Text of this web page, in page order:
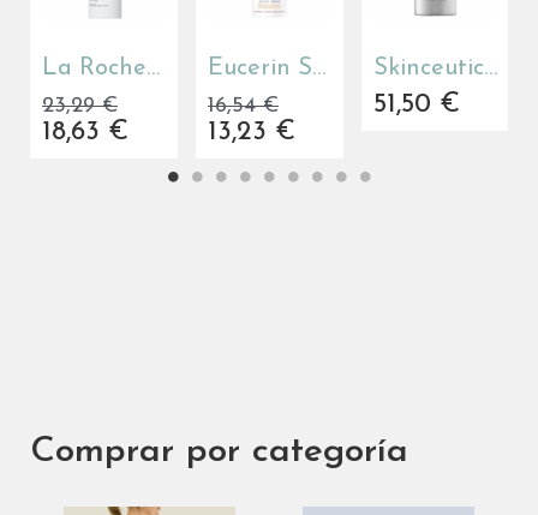
La Roche Posay Anthelios Age Correct SPF 50 50 ml
23,29 €
18,63 €
Eucerin Sun Protection Oil Control Color Claro SPF 50+ 50 ml
16,54 €
13,23 €
Skinceuticals Sheer Mineral UV Defense Sunscreen SPF 50 50 ml
51,50 €
Comprar por categoría